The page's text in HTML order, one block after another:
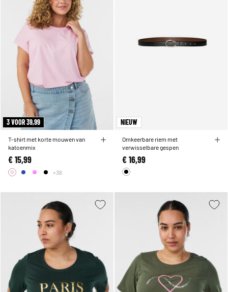
3 VOOR 39,99
T-shirt met korte mouwen van
katoenmix
€ 15,99
+36
NIEUW
Omkeerbare riem met
verwisselbare gespen
€ 16,99